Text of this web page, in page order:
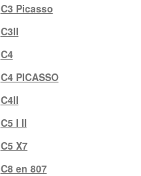
C3 Picasso
C3II
C4
C4 PICASSO
C4II
C5 I II
C5 X7
C8 en 807